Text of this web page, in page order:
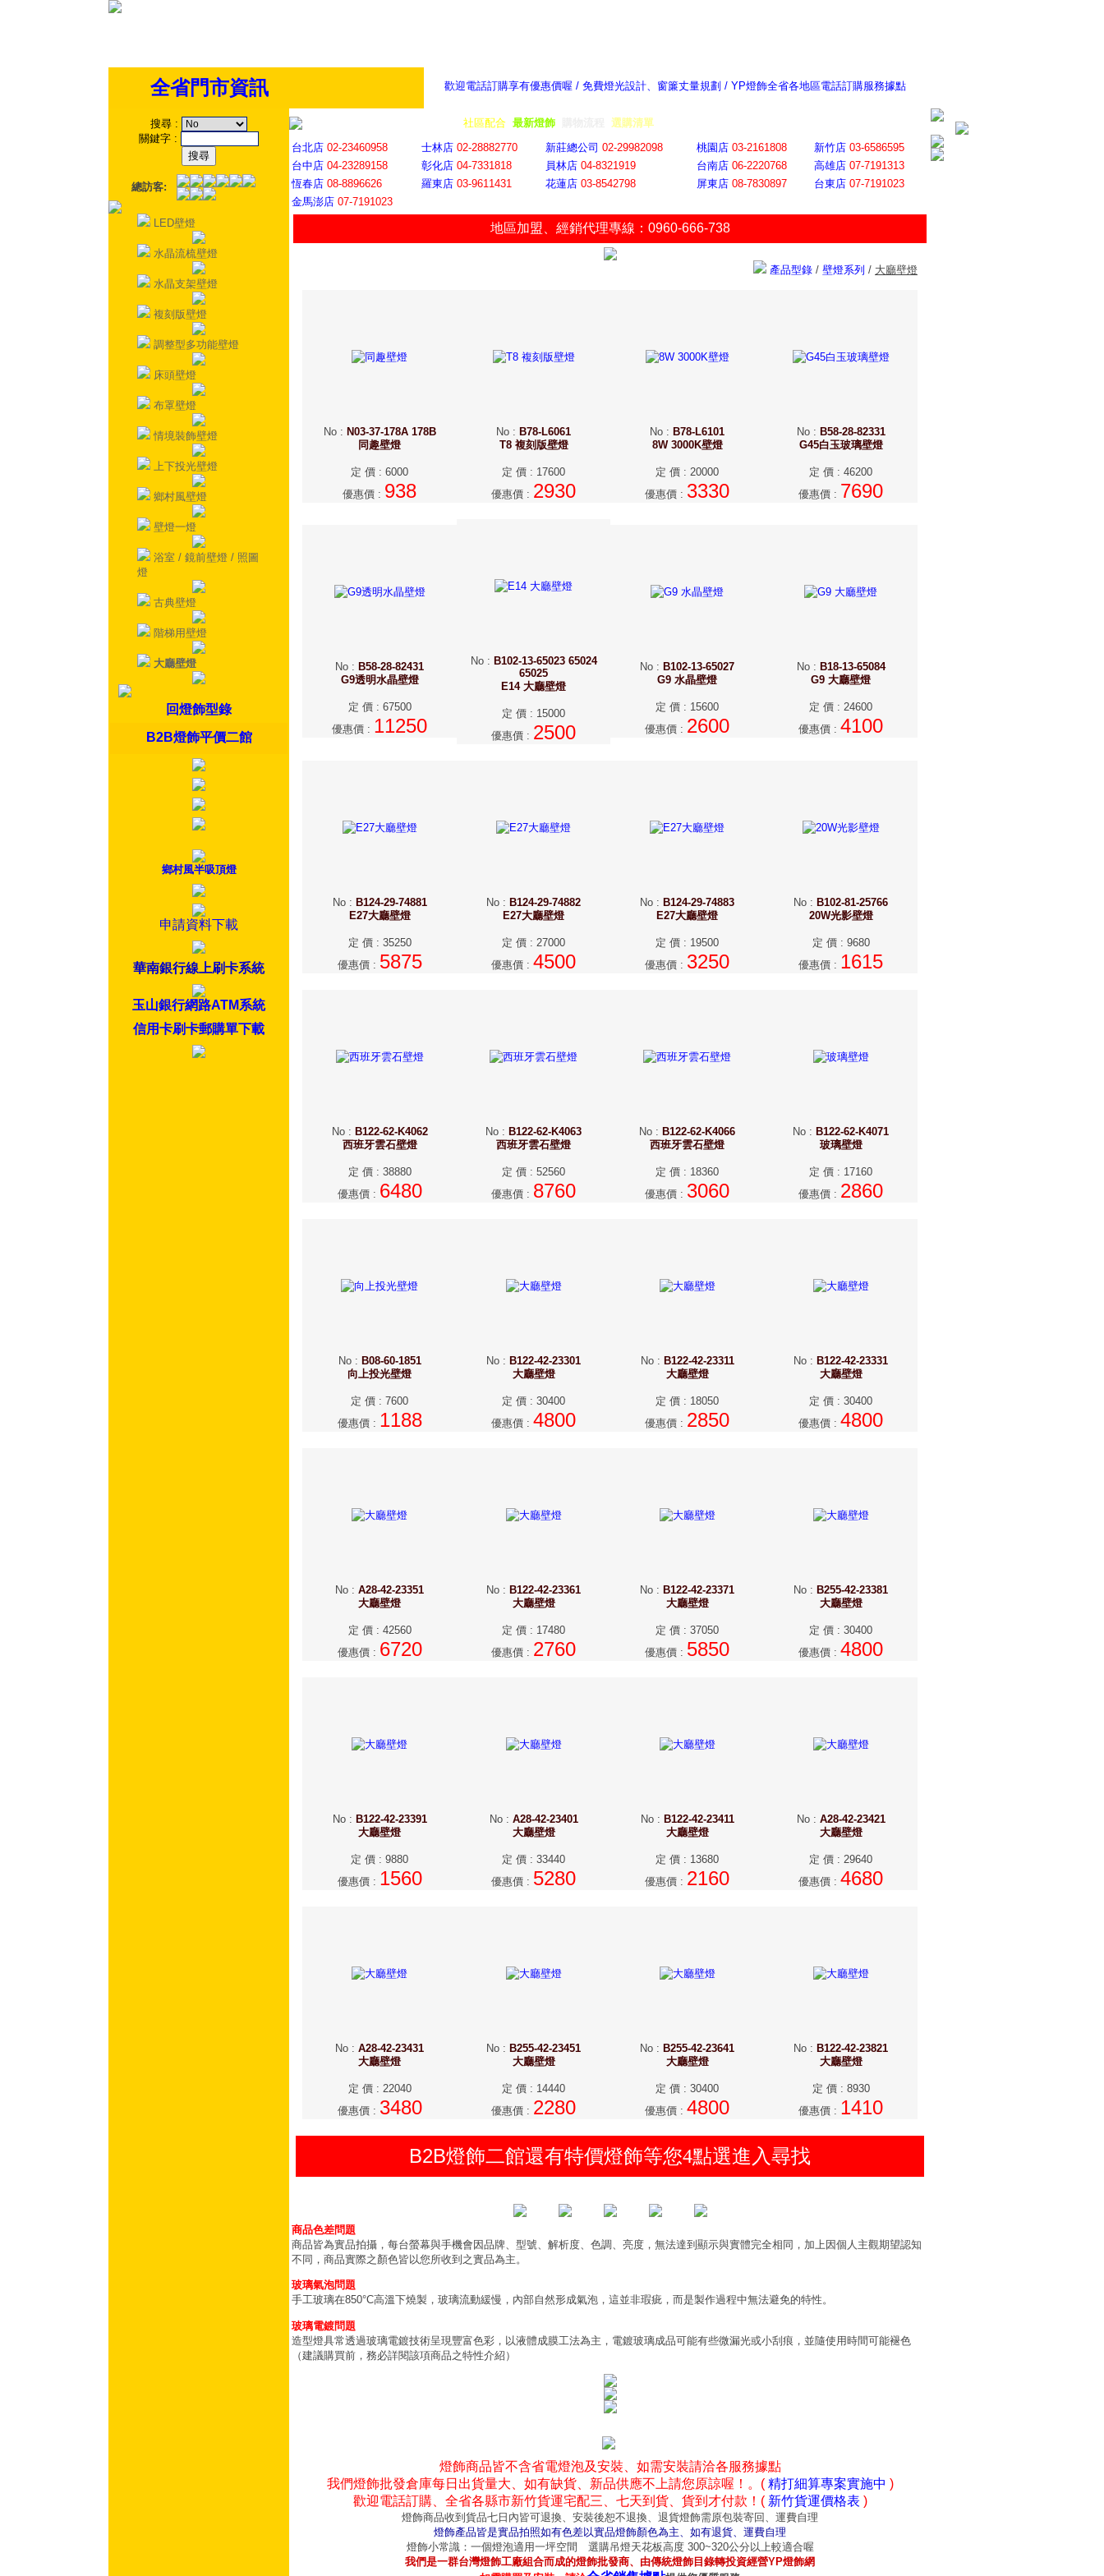
歡迎電話訂購享有優惠價喔 / 免費燈光設計、窗簾丈量規劃 / YP燈飾全省各地區電話訂購服務據點
全省門市資訊
搜尋 :
關鍵字 :
總訪客:
LED壁燈
水晶流梳壁燈
水晶支架壁燈
複刻版壁燈
調整型多功能壁燈
床頭壁燈
布罩壁燈
情境裝飾壁燈
上下投光壁燈
鄉村風壁燈
壁燈一燈
浴室 / 鏡前壁燈 / 照圖
燈
古典壁燈
階梯用壁燈
大廳壁燈
回燈飾型錄
B2B燈飾平價二館
鄉村風半吸頂燈
申請資料下載
華南銀行線上刷卡系統
玉山銀行網路ATM系統
信用卡刷卡郵購單下載
社區配合 最新燈飾 選購清單
台北店 02-23460958 士林店 02-28882770 新莊總公司 02-29982098 桃園店 03-2161808 新竹店 03-6586595
台中店 04-23289158 彰化店 04-7331818 員林店 04-8321919 台南店 06-2220768 高雄店 07-7191313
恆春店 08-8896626 羅東店 03-9611431 花蓮店 03-8542798 屏東店 08-7830897 台東店 07-7191023
金馬澎店 07-7191023
地區加盟 經銷代理專線：0960-666-738
產品型錄 / 壁燈系列 / 大廳壁燈
No: N03-37-178A 178B
同趣壁燈
定 價 : 6000
優惠價 : 938
No : B78-L6061
T8 複刻版壁燈
定 價 : 17600
優惠價 : 2930
No : B78-L6101
8W 3000K壁燈
定 價 : 20000
優惠價 : 3330
No: B58-28-82331
G45白玉玻璃壁燈
定 價 : 46200
優惠價 : 7690
No : B58-28-82431
G9透明水晶壁燈
定 價: 67500
優惠價 : 11250
No: B102-13-65023 65024
65025
E14 大廳壁燈
定 價 : 15000
優惠價 : 2500
No : B102-13-65027
G9 水晶壁燈
定 價 : 15600
優惠價 : 2600
No: B18-13-65084
G9 大廳壁燈
定 價 : 24600
優惠價 : 4100
No: B124-29-74881
E27大廳壁燈
定 價: 35250
優惠價: 5875
No : B124-29-74882
E27大廳壁燈
定 價 : 27000
優惠價 : 4500
No : B124-29-74883
E27大廳壁燈
定 價 : 19500
優惠價 : 3250
No : B102-81-25766
20W光影壁燈
定 價: 9680
優惠價 : 1615
No: B122-62-K4062
西班牙雲石壁燈
定 價: 38880
優惠價: 6480
No : B122-62-K4063
西班牙雲石壁燈
定 價 : 52560
優惠價 : 8760
No : B122-62-K4066
西班牙雲石壁燈
定 價 : 18360
優惠價 : 3060
No : B122-62-K4071
玻璃壁燈
定 價 : 17160
優惠價 : 2860
No: B08-60-1851
向上投光壁燈
定 價 : 7600
優惠價: 1188
No : B122-42-23301
大廳壁燈
定 價 : 30400
優惠價 : 4800
No: B122-42-23311
大廳壁燈
定 價 : 18050
優惠價 : 2850
No : B122-42-23331
大廳壁燈
定 價 : 30400
優惠價 : 4800
No : A28-42-23351
大廳壁燈
定 價: 42560
優惠價: 6720
No : B122-42-23361
大廳壁燈
定 價 : 17480
優惠價 : 2760
No : B122-42-23371
大廳壁燈
定 價 : 37050
優惠價 : 5850
No : B255-42-23381
大廳壁燈
定 價 : 30400
優惠價 : 4800
No: B122-42-23391
大廳壁燈
定 價 : 9880
優惠價: 1560
No: A28-42-23401
大廳壁燈
定 價 : 33440
優惠價 : 5280
No: B122-42-23411
大廳壁燈
定 價 : 13680
優惠價 : 2160
No: A28-42-23421
大廳壁燈
定 價 : 29640
優惠價 : 4680
No : A28-42-23431
大廳壁燈
定 價: 22040
優惠價: 3480
No : B255-42-23451
大廳壁燈
定 價 : 14440
優惠價 : 2280
No : B255-42-23641
大廳壁燈
定 價 : 30400
優惠價 : 4800
No : B122-42-23821
大廳壁燈
定 價: 8930
優惠價 : 1410
B2B燈飾二館還有特價燈飾等您4點選進入尋找
商品色差問題
商品皆為實品拍攝，每台螢幕與手機會因品牌、型號、解析度、色調、亮度，無法達到顯示與實體完全相同，加上因個人主觀期望認知
不同，商品實際之顏色皆以您所收到之實品為主。
玻璃氣泡問題
手工玻璃在850°C高溫下燒製，玻璃流動緩慢，內部自然形成氣泡，這並非瑕疵，而是製作過程中無法避免的特性。
玻璃電鍍問題
造型燈具常透過玻璃電鍍技術呈現豐富色彩，以液體成膜工法為主，電鍍玻璃成品可能有些微漏光或小刮痕，並隨使用時間可能褪色
（建議購買前，務必詳閱該項商品之特性介紹）
燈飾商品皆不含省電燈泡及安裝、如需安裝請洽各服務據點
我們燈飾批發倉庫每日出貨量大、如有缺貨、新品供應不上請您原諒喔！。( 精打細算專案實施中 )
歡迎電話訂購、全省各縣市新竹貨運宅配三、七天到貨、貨到才付款！( 新竹貨運價格表 )
燈飾商品收到貨品七日內皆可退換、安裝後恕不退換、退貨燈飾需原包裝寄回、運費自理
燈飾產品皆是實品拍照如有色差以實品燈飾顏色為主、如有退貨、運費自理
燈飾小常識：一個燈泡適用一坪空間 選購吊燈天花板高度 300~320公分以上較適合喔
我們是一群台灣燈飾工廠組合而成的燈飾批發商、由傳統燈飾目錄轉投資經營YP燈飾網